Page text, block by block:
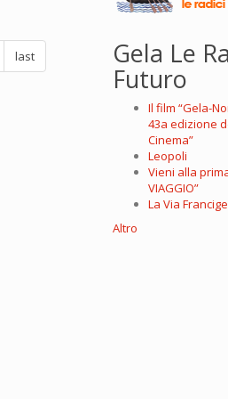
last Gela Le
Futuro
Il film “Gela-
43a edizione
Cinema”
Leopoli
Vieni alla
VIAGGIO”
La Via
Altro